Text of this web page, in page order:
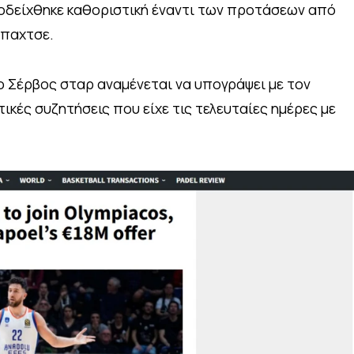
καθοριστική έναντι των προτάσεων από
σταρ αναμένεται να υπογράψει με τον
συζητήσεις που είχε τις τελευταίες ημέρες με